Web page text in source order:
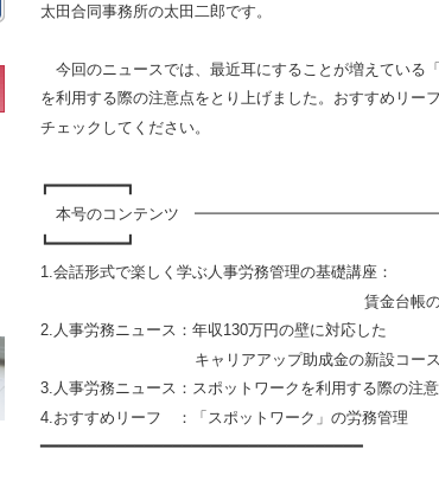
太田合同事務所の太田二郎です。
今回のニュースでは、最近耳にすることが増えている「
を利用する際の注意点をとり上げました。おすすめリー
チェックしてください。
┏━━━━━━━━┓
本号のコンテンツ
┗━━━━━━━━┛
1.会話形式で楽しく学ぶ人事労務管理の基礎講座：
賃金台帳の備え付け
2. 人事労務ニュース：年収130万円の壁に対応した
キャリアアップ助成金の新設コース
3. 人事労務ニュース：スポットワークを利用する際の注
4. おすすめリーフ ：「スポットワーク」の労務管理
━━━━━━━━━━━━━━━━━━━━━━━━━━━━━━━━━━